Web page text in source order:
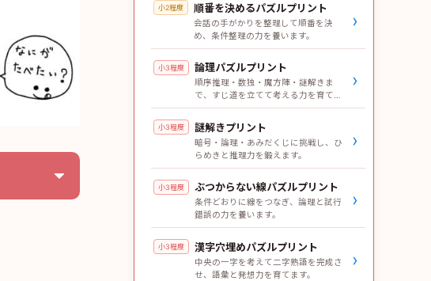
小2程度 順番を決めるパズルプリント
会話の手がかりを整理して順番を決
め、条件整理の力を養います。
›
小3程度 論理パズルプリント
順序推理・数独・魔方陣・謎解きま
で、すじ道を立てて考える力を育てま
す。
›
小3程度 謎解きプリント
暗号・論理・あみだくじに挑戦し、ひ
らめきと推理力を鍛えます。
›
小3程度 ぶつからない線パズルプリント
条件どおりに線をつなぎ、論理と試行
錯誤の力を養います。
›
小3程度 漢字穴埋めパズルプリント
中央の一字を考えて二字熟語を完成さ
せ、語彙と発想力を育てます。
›